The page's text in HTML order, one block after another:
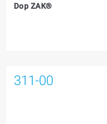
Dop ZAK®
311-00